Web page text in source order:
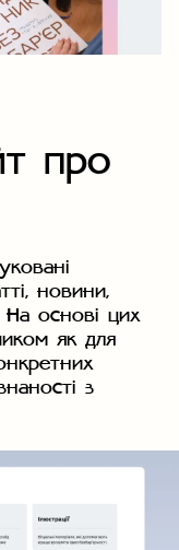
про
новини,
На основі цих
як для
з